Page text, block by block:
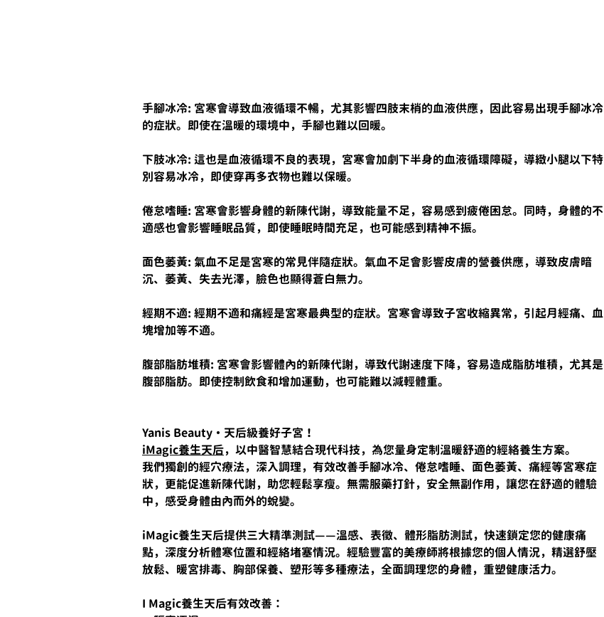
手腳冰冷: 宮寒會導致血液循環不暢，尤其影響四肢末梢的血液供應，因此容易出現手腳冰冷
的症狀。即使在溫暖的環境中，手腳也難以回暖。
下肢冰冷: 這也是血液循環不良的表現，宮寒會加劇下半身的血液循環障礙，導緻小腿以下特
別容易冰冷，即使穿再多衣物也難以保暖。
倦怠嗜睡: 宮寒會影響身體的新陳代謝，導致能量不足，容易感到疲倦困怠。同時，身體的不
適感也會影響睡眠品質，即使睡眠時間充足，也可能感到精神不振。
面色萎黃: 氣血不足是宮寒的常見伴隨症狀。氣血不足會影響皮膚的營養供應，導致皮膚暗
沉、萎黃、失去光澤，臉色也顯得蒼白無力。
經期不適: 經期不適和痛經是宮寒最典型的症狀。宮寒會導致子宮收縮異常，引起月經痛、血
塊增加等不適。
腹部脂肪堆積: 宮寒會影響體內的新陳代謝，導致代謝速度下降，容易造成脂肪堆積，尤其是
腹部脂肪。即使控制飲食和增加運動，也可能難以減輕體重。
Yanis Beauty・天后級養好子宮！
iMagic養生天后，以中醫智慧結合現代科技，為您量身定制溫暖舒適的經絡養生方案。
我們獨創的經穴療法，深入調理，有效改善手腳冰冷、倦怠嗜睡、面色萎黃、痛經等宮寒症
狀，更能促進新陳代謝，助您輕鬆享瘦。無需服藥打針，安全無副作用，讓您在舒適的體驗
中，感受身體由內而外的蛻變。
iMagic養生天后提供三大精準測試——溫感、表徵、體形脂肪測試，快速鎖定您的健康痛
點，深度分析體寒位置和經絡堵塞情況。經驗豐富的美療師將根據您的個人情況，精選舒壓
放鬆、暖宮排毒、胸部保養、塑形等多種療法，全面調理您的身體，重塑健康活力。
I Magic養生天后有效改善：